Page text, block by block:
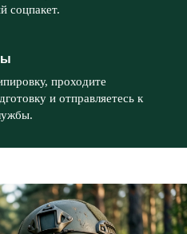
соцпакет.
проходите
и отправляетесь к